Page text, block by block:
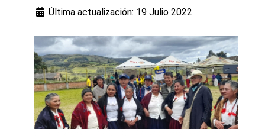
Última actualización: 19 Julio 2022